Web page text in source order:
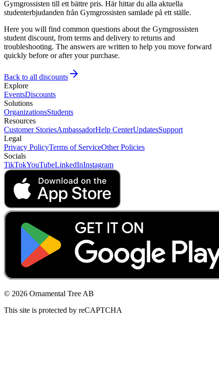
Gymgrossisten till ett bättre pris. Här hittar du alla aktuella
studenterbjudanden från Gymgrossisten samlade på ett ställe.
Here you will find common questions about the Gymgrossisten
student discount, from terms and delivery to returns and
troubleshooting. The answers are written to help you move forward
quickly before or after your purchase.
Back to all discounts
Explore
EventsDiscounts
Solutions
OrganizationsStudents
Resources
Customer StoriesAmbassadorHelp CenterUpdatesSupport
Legal
Privacy PolicyTerms of ServiceOther Policies
Socials
TikTokYouTubeLinkedInInstagram
© 2026 Ornamental Tree AB
This site is protected by reCAPTCHA